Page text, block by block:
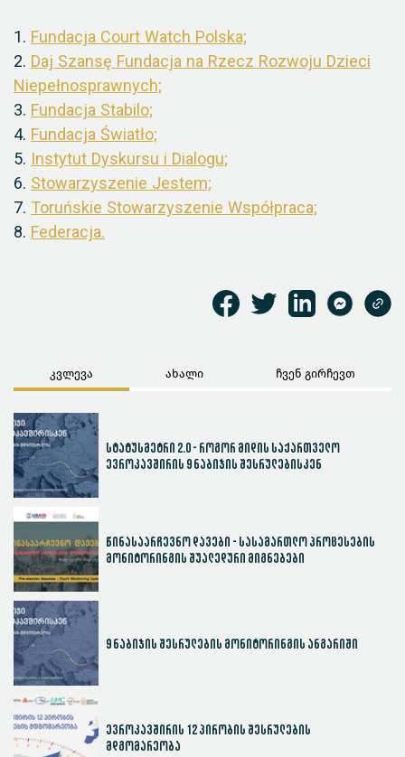
1. Fundacja Court Watch Polska;
2. Daj Szansę Fundacja na Rzecz Rozwoju Dzieci
Niepełnosprawnych;
3. Fundacja Stabilo;
4. Fundacja Światło;
5. Instytut Dyskursu i Dialogu;
6. Stowarzyszenie Jestem;
7. Toruńskie Stowarzyszenie Współpraca;
8. Federacja.
კვლევა ახალი ჩვენ გირჩევთ
სტატუსმეტრი 2.0 - როგორ მიდის საქართველო
ევროკავშირის 9 ნაბიჯის შესრულებისკენ
წინასაარჩევნო დავები - სასამართლო პროცესების
მონიტორინგის შუალედური მიგნებები
9 ნაბიჯის შესრულების მონიტორინგის ანგარიში
ევროკავშირის 12 პირობის შესრულების
მდგომარეობა